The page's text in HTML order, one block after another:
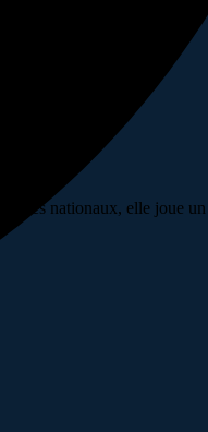
nationaux, elle joue